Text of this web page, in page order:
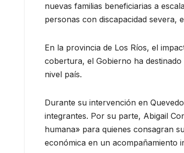
nuevas familias beneficiarias a
personas con discapacidad severa,
En la provincia de Los Ríos, el
cobertura, el Gobierno ha
nivel país.
Durante su intervención en
integrantes. Por su parte, Abigail
humana» para quienes consagran
económica en un acompañamiento